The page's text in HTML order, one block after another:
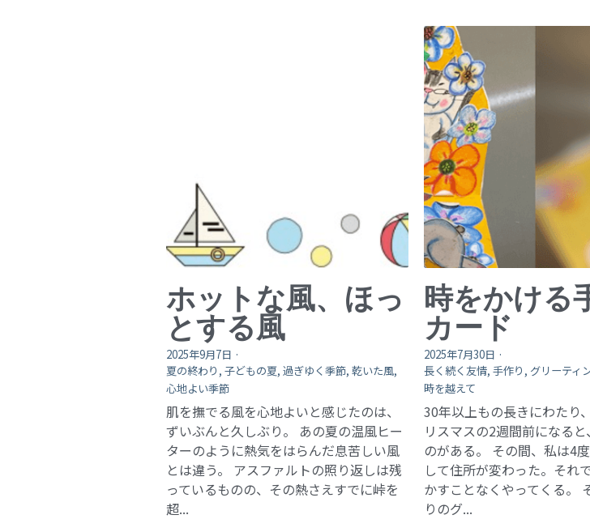
ホットな風、ほっ
とする風
2025年9月7日 ·
夏の終わり, 子どもの夏, 過ぎゆく季節, 乾いた風,
心地よい季節
肌を撫でる風を心地よいと感じたのは、
ずいぶんと久しぶり。 あの夏の温風ヒー
ターのように熱気をはらんだ息苦しい風
とは違う。 アスファルトの照り返しは残
っているものの、その熱さえすでに峠を
超...
時をかける
カード
2025年7月30日 ·
長く続く友情, 手作り, グリーティ
時を越えて
30年以上もの長きにわたり
リスマスの2週間前になる
のがある。 その間、私は4
して住所が変わった。それ
かすことなくやってくる。
りのグ...